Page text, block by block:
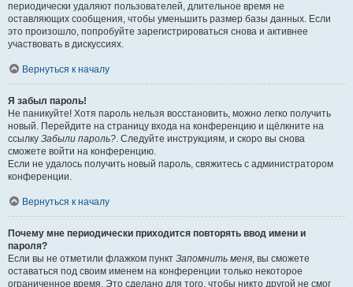
периодически удаляют пользователей, длительное время не
оставляющих сообщения, чтобы уменьшить размер базы данных. Если
это произошло, попробуйте зарегистрироваться снова и активнее
участвовать в дискуссиях.
Вернуться к началу
Я забыл пароль!
Не паникуйте! Хотя пароль нельзя восстановить, можно легко получить
новый. Перейдите на страницу входа на конференцию и щёлкните на
ссылку Забыли пароль?. Следуйте инструкциям, и скоро вы снова
сможете войти на конференцию.
Если не удалось получить новый пароль, свяжитесь с администратором
конференции.
Вернуться к началу
Почему мне периодически приходится повторять ввод имени и
пароля?
Если вы не отметили флажком пункт Запомнить меня, вы сможете
оставаться под своим именем на конференции только некоторое
ограниченное время. Это сделано для того, чтобы никто другой не смог